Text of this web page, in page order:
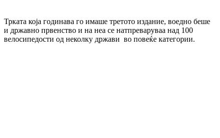
Трката која годинава го имаше третото издание, воедно беше
и државно првенство и на неа се натпреваруваа над 100
велосипедости од неколку држави во повеќе категории.